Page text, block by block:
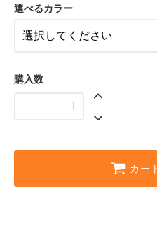
選べるカラー
購入数
カー